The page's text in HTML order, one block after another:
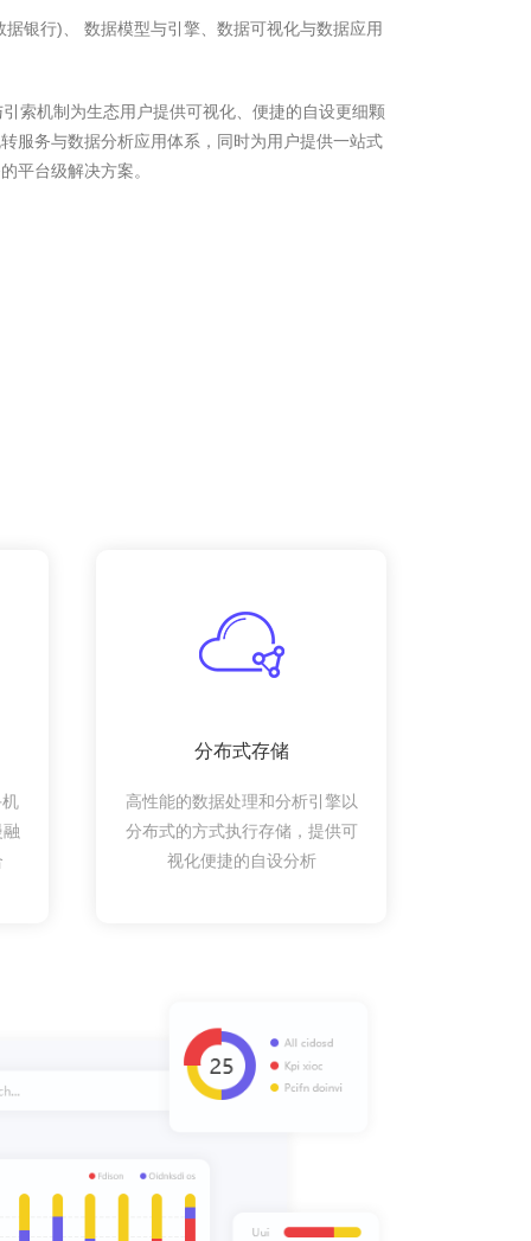
银行)、 数据模型与引擎、数据可视化与数据应用
索机制为生态用户提供可视化、便捷的自设更细颗
服务与数据分析应用体系，同时为用户提供一站式
平台级解决方案。
分布式存储
高性能的数据处理和分析引擎以
分布式的方式执行存储，提供可
视化便捷的自设分析